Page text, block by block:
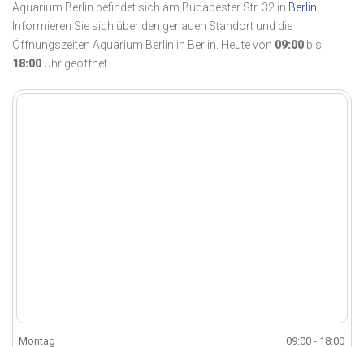
Aquarium Berlin befindet sich am Budapester Str. 32 in Berlin.
Informieren Sie sich über den genauen Standort und die
Öffnungszeiten Aquarium Berlin in Berlin. Heute von 09:00 bis
18:00 Uhr geöffnet.
Montag
09:00 - 18:00